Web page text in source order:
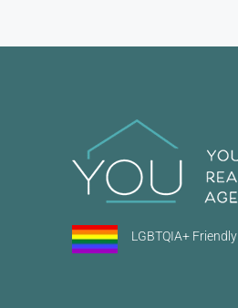
LGBTQIA+ Friendly